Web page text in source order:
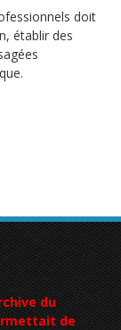
doit
établir des
du
de